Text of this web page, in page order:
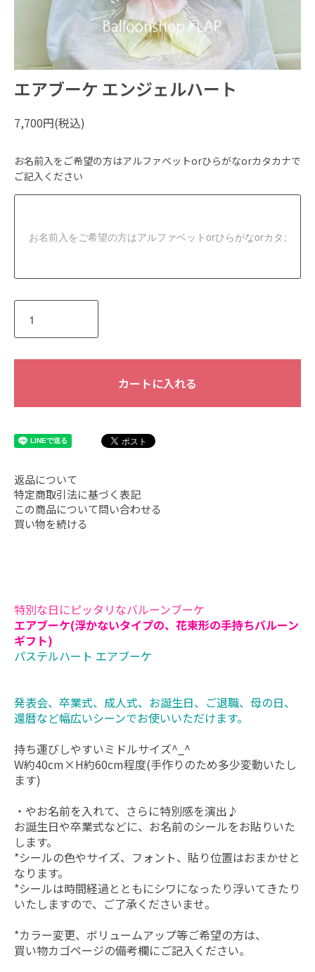
エアブーケ エンジェルハート
7,700円(税込)
お名前入をご希望の方はアルファベットorひらがなorカタカナで
ご記入ください
カートに入れる
返品について
特定商取引法に基づく表記
この商品について問い合わせる
買い物を続ける
特別な日にピッタリなバルーンブーケ
エアブーケ(浮かないタイプの、花束形の手持ちバルーン
ギフト)
パステルハート エアブーケ
発表会、卒業式、成人式、お誕生日、ご退職、母の日、
還暦など幅広いシーンでお使いいただけます。
持ち運びしやすいミドルサイズ^_^
W約40cm×H約60cm程度(手作りのため多少変動いたし
ます)
・やお名前を入れて、さらに特別感を演出♪
お誕生日や卒業式などに、お名前のシールをお貼りいた
します。
*シールの色やサイズ、フォント、貼り位置はおまかせと
なります。
*シールは時間経過とともにシワになったり浮いてきたり
いたしますので、ご了承くださいませ。
*カラー変更、ボリュームアップ等ご希望の方は、
買い物カゴページの備考欄にご記入ください。